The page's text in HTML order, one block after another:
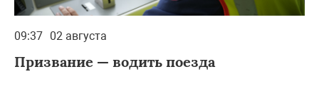
09:37 02 августа
Призвание — водить поезда